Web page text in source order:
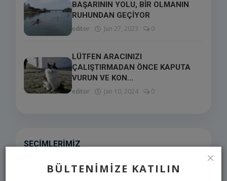
BÜLTENIMIZE KATILIN
BAŞARININ YOLU, BİR OLMANIN
RUHUNDAN GEÇİYOR
editor Jun 27, 2023 0
LÜTFEN ARACINIZI
ÇALIŞTIRMADAN ÖNCE KAPUTA
VURUN VE KON...
editor Jan 10, 2024 0
SEÇIMLERIMIZ